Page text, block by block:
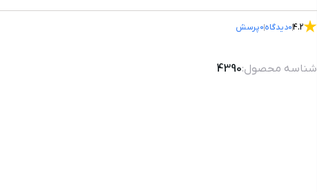
4.2
0دیدگاه0پرسش
شناسه محصول:4390